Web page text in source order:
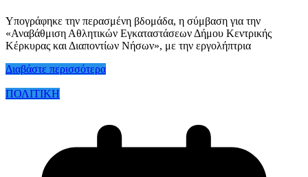
Υπογράφηκε την περασμένη βδομάδα, η σύμβαση για την
«Αναβάθμιση Αθλητικών Εγκαταστάσεων Δήμου Κεντρικής
Κέρκυρας και Διαποντίων Νήσων», με την εργολήπτρια
Διαβάστε περισσότερα
ΠΟΛΙΤΙΚΗ